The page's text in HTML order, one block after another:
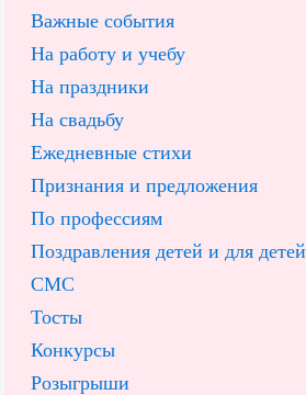
Важные события
На работу и учебу
На праздники
На свадьбу
Ежедневные стихи
Признания и предложения
По профессиям
Поздравления детей и для детей
СМС
Тосты
Конкурсы
Розыгрыши